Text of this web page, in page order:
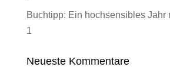
Buchtipp: Ein hochsensibles Jahr
1
Neueste Kommentare